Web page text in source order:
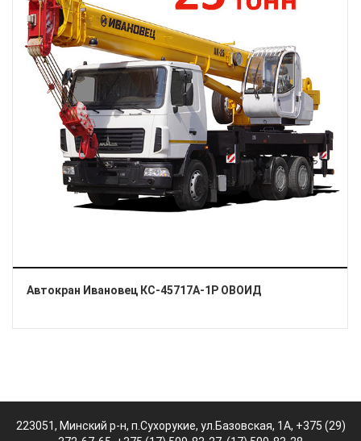
Автокран Ивановец КС-45717А-1Р ОВОИД
223051, Минский р-н, п.Сухорукие, ул.Базовская, 1А, +375 (29)